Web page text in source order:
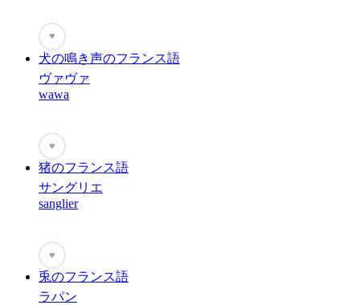
♥
犬の鳴き声のフランス語
ヴァヴァ
wawa
♥
猪のフランス語
サングリエ
sanglier
♥
兎のフランス語
ラパン